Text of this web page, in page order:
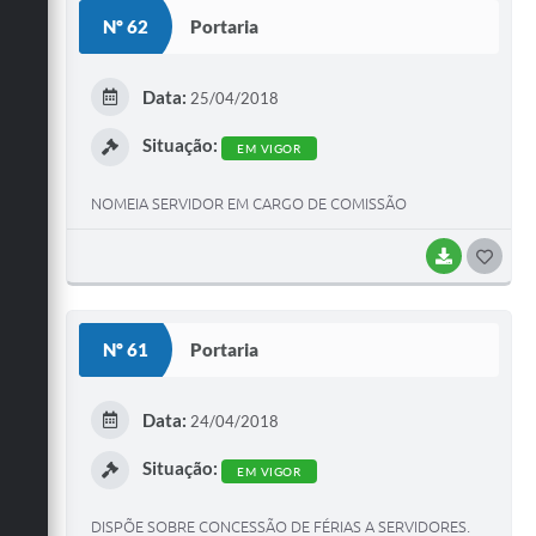
Nº 62 Portaria
BAIXAR
Data: 25/04/2018
Situação: EM VIGOR
NOMEIA SERVIDOR EM CARGO DE COMISSÃO
Nº 61 Portaria
Data: 24/04/2018
Situação: EM VIGOR
DISPÕE SOBRE CONCESSÃO DE FÉRIAS A SERVIDORES.